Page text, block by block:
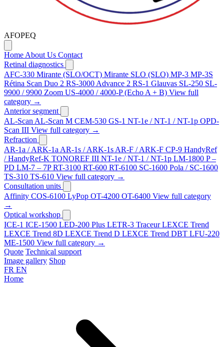
AFOPEQ
Home About Us Contact
Retinal diagnostics
AFC-330 Mirante (SLO/OCT) Mirante SLO (SLO) MP-3 MP-3S
Rétina Scan Duo 2 RS-3000 Advance 2 RS-1 Glauvas SL-250 SL-
9900 / 9900 Zoom US-4000 / 4000-P (Echo A + B) View full
category →
Anterior segment
AL-Scan AL-Scan M CEM-530 GS-1 NT-1e / NT-1 / NT-1p OPD-
Scan III View full category →
Refraction
AR-1a / ARK-1a AR-1s / ARK-1s AR-F / ARK-F CP-9 HandyRef
/ HandyRef-K TONOREF III NT-1e / NT-1 / NT-1p LM-1800 P –
PD LM-7 – 7PRT-3100 RT-600 RT-6100 SC-1600 Pola / SC-1600
TS-310 TS-610 View full category →
Consultation units
Affinity COS-6100 LyPop OT-4200 OT-6400 View full category
→
Optical workshop
ICE-1 ICE-1500 LED-200 Plus LETR-3 Traceur LEXCE Trend
LEXCE Trend 8D LEXCE Trend D LEXCE Trend DBT LFU-220
ME-1500 View full category →
Quote Technical support
Image gallery Shop
FR EN
Home